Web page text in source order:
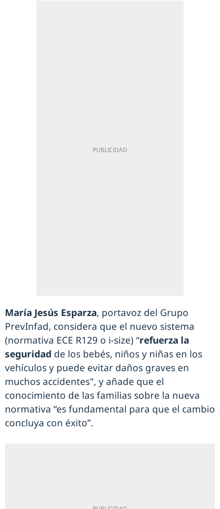
María Jesús Esparza, portavoz del Grupo
PrevInfad, considera que el nuevo sistema
(normativa ECE R129 o i-size) “refuerza la
seguridad de los bebés, niños y niñas en los
vehículos y puede evitar daños graves en
muchos accidentes", y añade que el
conocimiento de las familias sobre la nueva
normativa “es fundamental para que el cambio
concluya con éxito”.